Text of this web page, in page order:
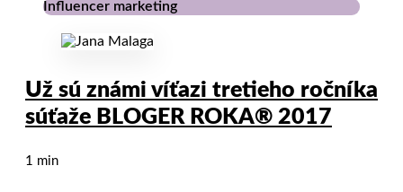
Influencer marketing
Už sú známi víťazi tretieho ročníka
súťaže BLOGER ROKA® 2017
1 min